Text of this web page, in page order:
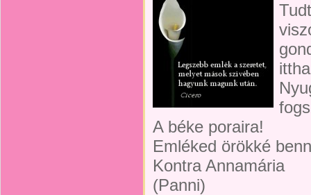
A béke poraira!
Emléked örökké
Kontra Annamária
(Panni)